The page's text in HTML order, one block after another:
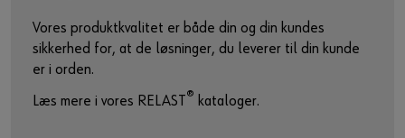
Vores produktkvalitet er både din og din kundes
sikkerhed for, at de løsninger, du leverer til din kunde
er i orden.
Læs mere i vores RELAST® kataloger.